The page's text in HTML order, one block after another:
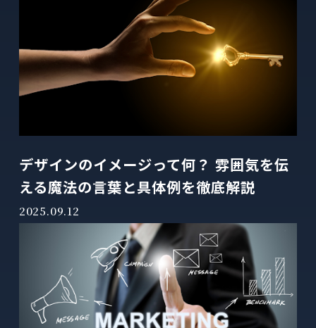
デザインのイメージって何？ 雰囲気を伝
える魔法の言葉と具体例を徹底解説
2025.09.12